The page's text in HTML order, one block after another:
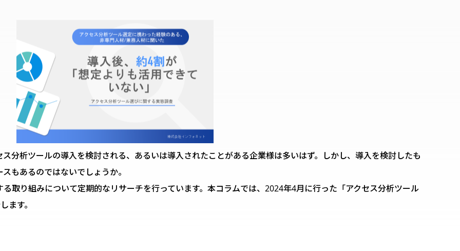
分析ツールの導入を検討される、あるいは導入されたことがある企業様は多いはず。しかし、導入を検討したも
もあるのではないでしょうか。
取り組みについて定期的なリサーチを行っています。本コラムでは、2024年4月に行った「アクセス分析ツール
ます。